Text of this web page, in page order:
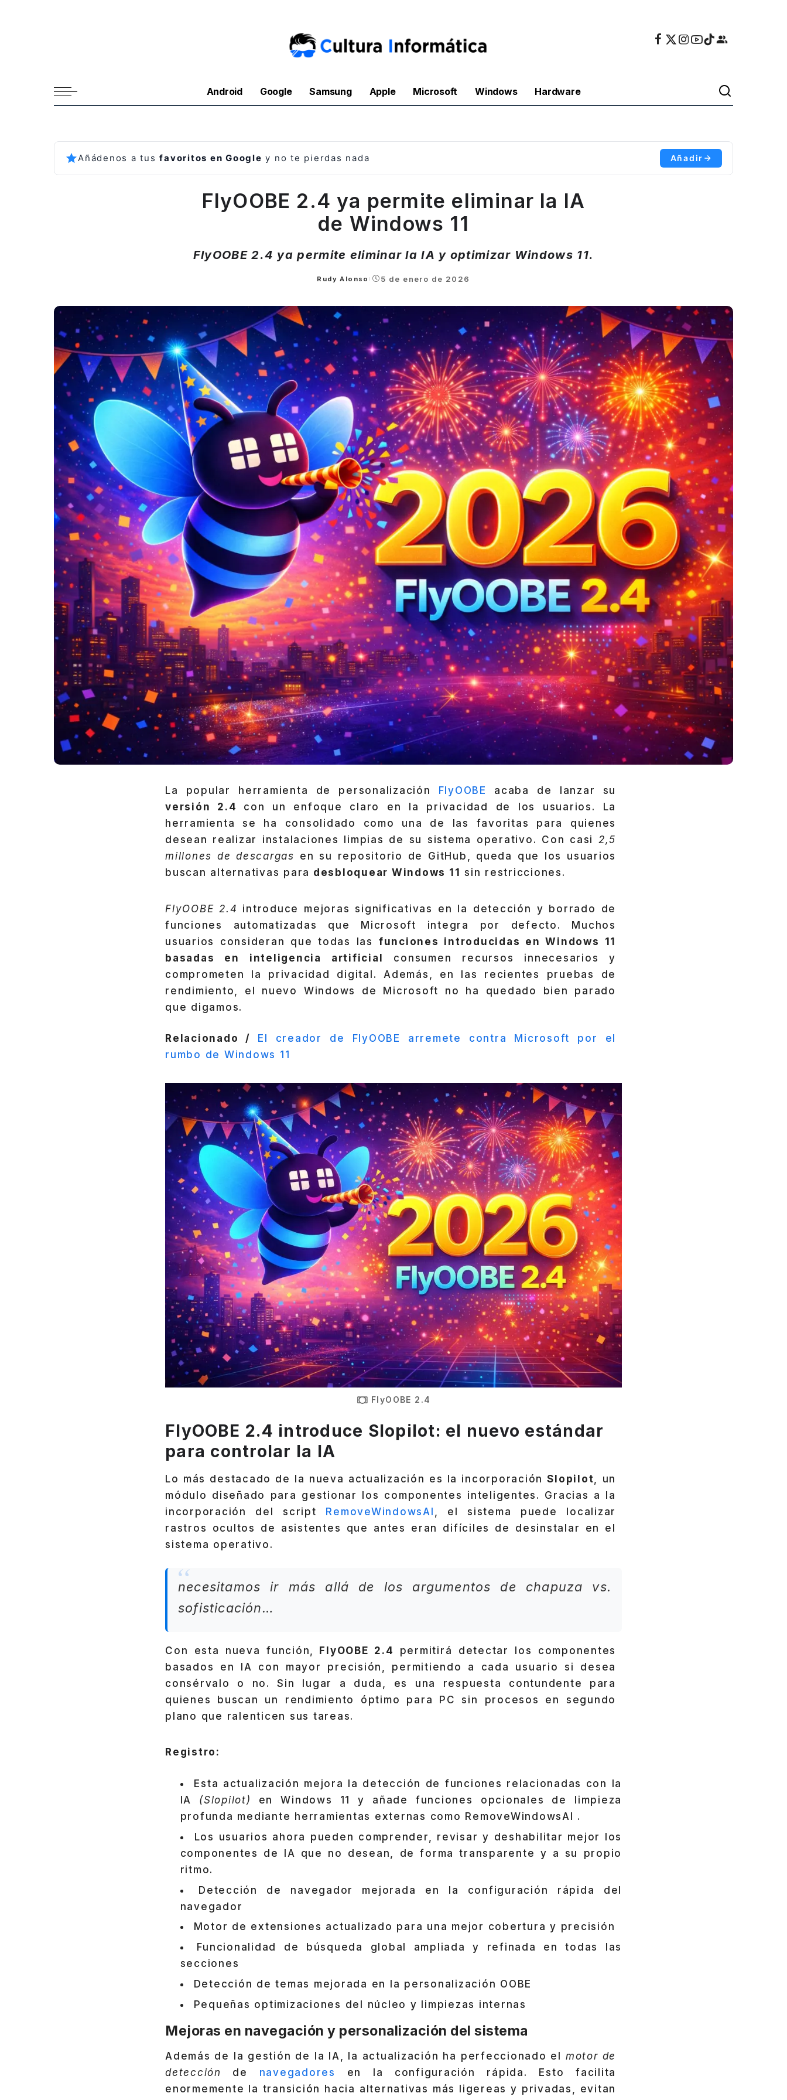
Android Google Samsung Apple Microsoft Windows Hardware
Añádenos a tusfavoritos en Google y no te pierdas nada Añadir
FlyOOBE 2.4 ya permite eliminar la IA
de Windows 11
FlyOOBE 2.4 ya permite eliminar la IA y optimizar Windows 11.
Posted
Rudy Alonso 5 de enero de 2026
La popular herramienta de personalización FlyOOBE
acaba de lanzar su
versión 2.4 con un enfoque claro en la privacidad de los usuarios. La
herramienta se ha consolidado como una de las favoritas para quienes
desean realizar instalaciones limpias de su sistema operativo. Con casi 2,5
millones de descargas en su repositorio de GitHub, queda que los usuarios
buscan alternativas para desbloquear Windows 11 sin restricciones.
FlyOOBE 2.4 introduce mejoras significativas en la detección y borrado de
funciones automatizadas que Microsoft integra por defecto. Muchos
usuarios consideran que todas las funciones introducidas en Windows 11
basadas en inteligencia artificial
consumen recursos innecesarios y
comprometen la privacidad digital. Además, en las recientes pruebas de
rendimiento, el nuevo Windows de Microsoft no ha quedado bien parado
que digamos.
Relacionado / El creador de FlyOOBE arremete contra Microsoft por el
rumbo de Windows 11
FlyOOBE 2.4
FlyOOBE 2.4 introduce Slopilot: el nuevo estándar
para controlar la IA
Lo más destacado de la nueva actualización es la incorporaciónSlopilot, un
módulo diseñado para gestionar los componentes inteligentes. Gracias a la
incorporación del script RemoveWindowsAI , el sistema puede localizar
rastros ocultos de asistentes que antes eran difíciles de desinstalar en el
sistema operativo.
necesitamos ir más allá de los argumentos de chapuza vs.
sofisticación…
Con esta nueva función, FlyOOBE 2.4
permitirá detectar los componentes
basados en IA con mayor precisión, permitiendo a cada usuario si desea
consérvalo o no. Sin lugar a duda, es una respuesta contundente para
quienes buscan un rendimiento óptimo para PC sin procesos en segundo
plano que ralenticen sus tareas.
Registro:
Esta actualización mejora la detección de funciones relacionadas con la
IA
(Slopilot)
en Windows 11 y añade funciones opcionales de limpieza
profunda mediante herramientas externas como RemoveWindowsAI .
Los usuarios ahora pueden comprender, revisar y deshabilitar mejor los
componentes de IA que no desean, de forma transparente y a su propio
ritmo.
Detección de navegador mejorada en la configuración rápida del
navegador
Motor de extensiones actualizado para una mejor cobertura y precisión
Funcionalidad de búsqueda global ampliada y refinada en todas las
secciones
Detección de temas mejorada en la personalización OOBE
Pequeñas optimizaciones del núcleo y limpiezas internas
Mejoras en navegación y personalización del sistema
Además de la gestión de la IA, la actualización ha perfeccionado el motor de
detección
de navegadores
en la configuración rápida. Esto facilita
enormemente la transición hacia alternativas más ligereas y privadas, evitan